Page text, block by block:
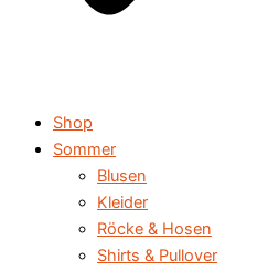
Shop
Sommer
Blusen
Kleider
Röcke & Hosen
Shirts & Pullover